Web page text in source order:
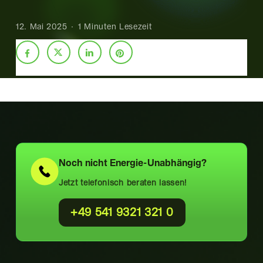
12. Mai 2025 1 Minuten Lesezeit
Noch nicht Energie-Unabhängig?
Jetzt telefonisch beraten lassen!
+49 541 9321 321 0